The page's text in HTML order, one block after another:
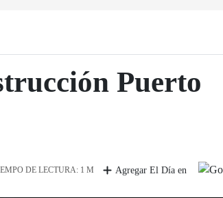
Puerto
DE LECTURA: 1 M Agregar El Día en